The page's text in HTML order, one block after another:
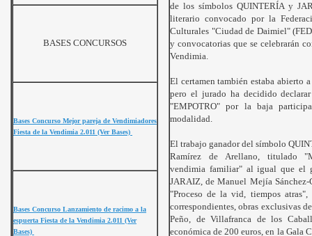
de los símbolos QUINTERÍA y
literario convocado por la
Culturales "Ciudad de Daimiel"
y convocatorias que se celebrarán
Vendimia.
El certamen también estaba abierto
pero el jurado ha decidido
"EMPOTRO" por la baja
modalidad.
El trabajo ganador del símbolo
Ramírez de Arellano, titulado
vendimia familiar" al igual que el
JARAIZ, de Manuel Mejía
"Proceso de la vid, tiempos
correspondientes, obras exclusivas
Peño, de Villafranca de los
económica de 200 euros, en la Gala
BASES CONCURSOS
Bases Concurso Mejor pareja de Vendimiadores
Fiesta de la Vendimia 2.011 (Ver Bases)
Bases Concurso Lanzamiento de racimo a la
espuerta Fiesta de la Vendimia 2.011 (Ver
Bases)